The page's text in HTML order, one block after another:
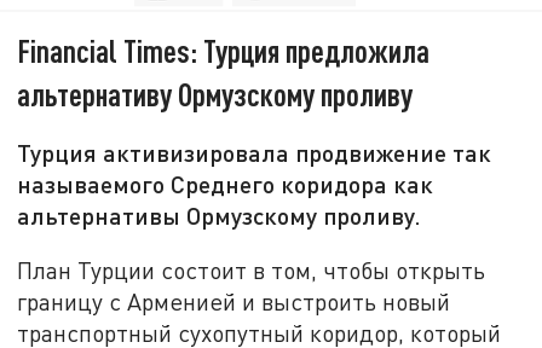
Financial Times: Турция предложила
альтернативу Ормузскому проливу
Турция активизировала продвижение так
называемого Среднего коридора как
альтернативы Ормузскому проливу.
План Турции состоит в том, чтобы открыть
границу с Арменией и выстроить новый
транспортный сухопутный коридор, который